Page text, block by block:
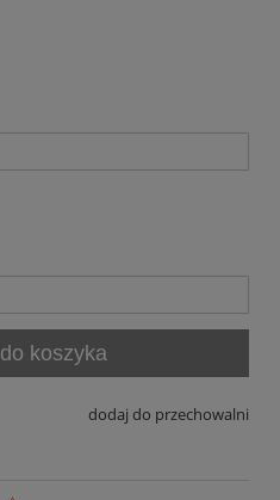
do koszyka
dodaj do przechowalni